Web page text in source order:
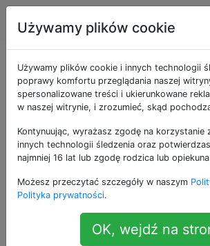
Astronomia
Jeśli Ziemia
przechylona, ​​
dlaczego
zawsze
samego
Używamy plików cookie
Używamy plików cookie i innych technologii
poprawy komfortu przeglądania naszej
spersonalizowane treści i ukierunkowane
w naszej witrynie, i zrozumieć, skąd
Kontynuując, wyrażasz zgodę na korzystanie
innych technologii śledzenia oraz
najmniej 16 lat lub zgodę rodzica lub
Możesz przeczytać szczegóły w naszym
Polityka prywatności.
OK, wejdź na